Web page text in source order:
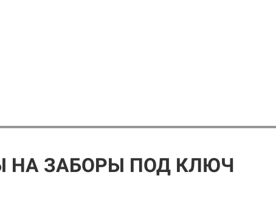
НА ЗАБОРЫ ПОД КЛЮЧ